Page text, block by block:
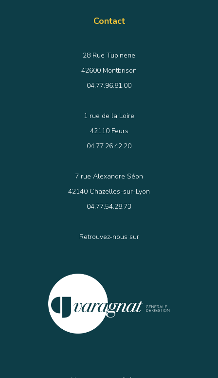
Contact
28 Rue Tupinerie
42600 Montbrison
04.77.96.81.00
1 rue de la Loire
42110 Feurs
04.77.26.42.20
7 rue Alexandre Séon
42140 Chazelles-sur-Lyon
04.77.54.28.73
Retrouvez-nous sur